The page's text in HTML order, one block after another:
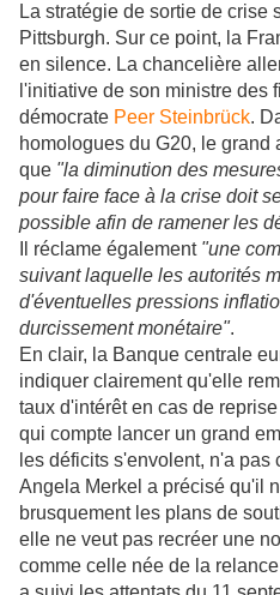
La stratégie de sortie de crise
Pittsburgh. Sur ce point, la
en silence. La chancelière
l'initiative de son ministre des
démocrate Peer Steinbrück.
homologues du G20, le
que "la diminution des
pour faire face à la crise doit
possible afin de ramener les
Il réclame également "une
suivant laquelle les autorités
d'éventuelles pressions
durcissement monétaire".
En clair, la Banque centrale
indiquer clairement qu'elle
taux d'intérêt en cas de
qui compte lancer un grand
les déficits s'envolent, n'a pas
Angela Merkel a précisé qu'il
brusquement les plans de
elle ne veut pas recréer une
comme celle née de la